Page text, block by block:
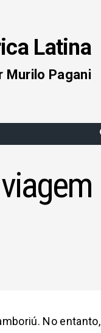
Latina
Murilo Pagani
No entanto,